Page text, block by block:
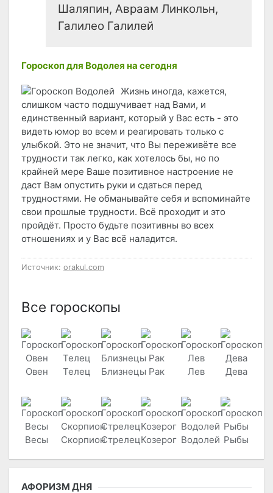
Шаляпин, Авраам Линкольн,
Галилео Галилей
Гороскоп для Водолея на сегодня
Жизнь иногда, кажется,
слишком часто подшучивает над Вами, и
единственный вариант, который у Вас есть - это
видеть юмор во всем и реагировать только с
улыбкой. Это не значит, что Вы переживёте все
трудности так легко, как хотелось бы, но по
крайней мере Ваше позитивное настроение не
даст Вам опустить руки и сдаться перед
трудностями. Не обманывайте себя и вспоминайте
свои прошлые трудности. Всё проходит и это
пройдёт. Просто будьте позитивны во всех
отношениях и у Вас всё наладится.
Источник: orakul.com
Все гороскопы
Овен Телец Близнецы Рак Лев Дева
Весы СкорпионСтрелецКозерог Водолей Рыбы
АФОРИЗМ ДНЯ